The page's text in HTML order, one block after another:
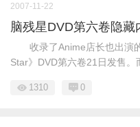
2007-11-22
脑残星DVD第六卷隐藏
收录了Anime店长也出演的
Star》DVD第六卷21日发售。
1310 0